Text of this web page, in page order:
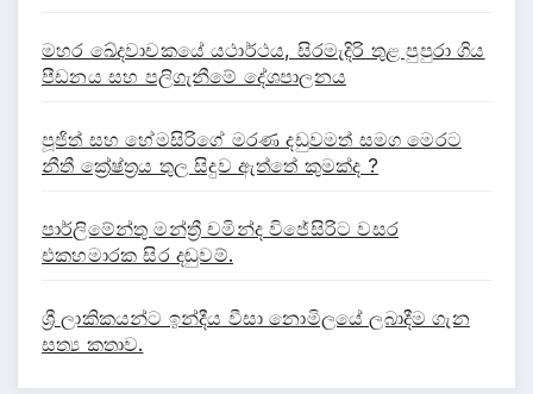
මහර ඛේදවාචකයේ යථාර්ථය, සිරමැදිරි තුළ පුපුරා ගිය
පීඩනය සහ පලිගැනීමේ දේශපාලනය
පූජිත් සහ හේමසිරිගේ මරණ දඩුවමත් සමග මෙරට
නීතී ක්‍රේෂ්ත්‍රය තුල සිදුව ඇත්තේ කුමක්ද ?
පාර්ලිමේන්තු මන්ත්‍රී චමින්ද විජේසිරිට වසර
එකහමාරක සිර දඬුවම්.
ශ්‍රී ලාකිකයන්ට ඉන්දීය වීසා නොමිලයේ ලබාදීම ගැන
සත්‍ය කතාව.